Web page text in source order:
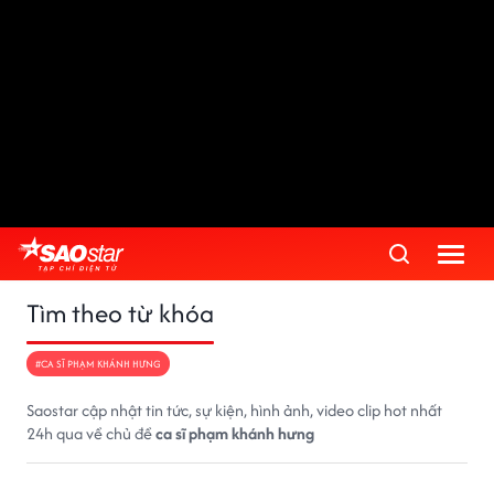
Tìm theo từ khóa
#CA SĨ PHẠM KHÁNH HƯNG
Saostar cập nhật tin tức, sự kiện, hình ảnh, video clip hot nhất
24h qua về chủ đềca sĩ phạm khánh hưng